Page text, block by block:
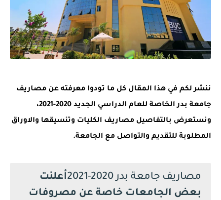
ننشر لكم في هذا المقال كل ما تودوا معرفته عن مصاريف
جامعة بدر الخاصة للعام الدراسي الجديد 2020-2021،
ونستعرض بالتفاصيل مصاريف الكليات وتنسيقها والاوراق
المطلوبة للتقديم والتواصل مع الجامعة.
مصاريف جامعة بدر 2020-2021
أعلنت
بعض الجامعات خاصة عن مصروفات